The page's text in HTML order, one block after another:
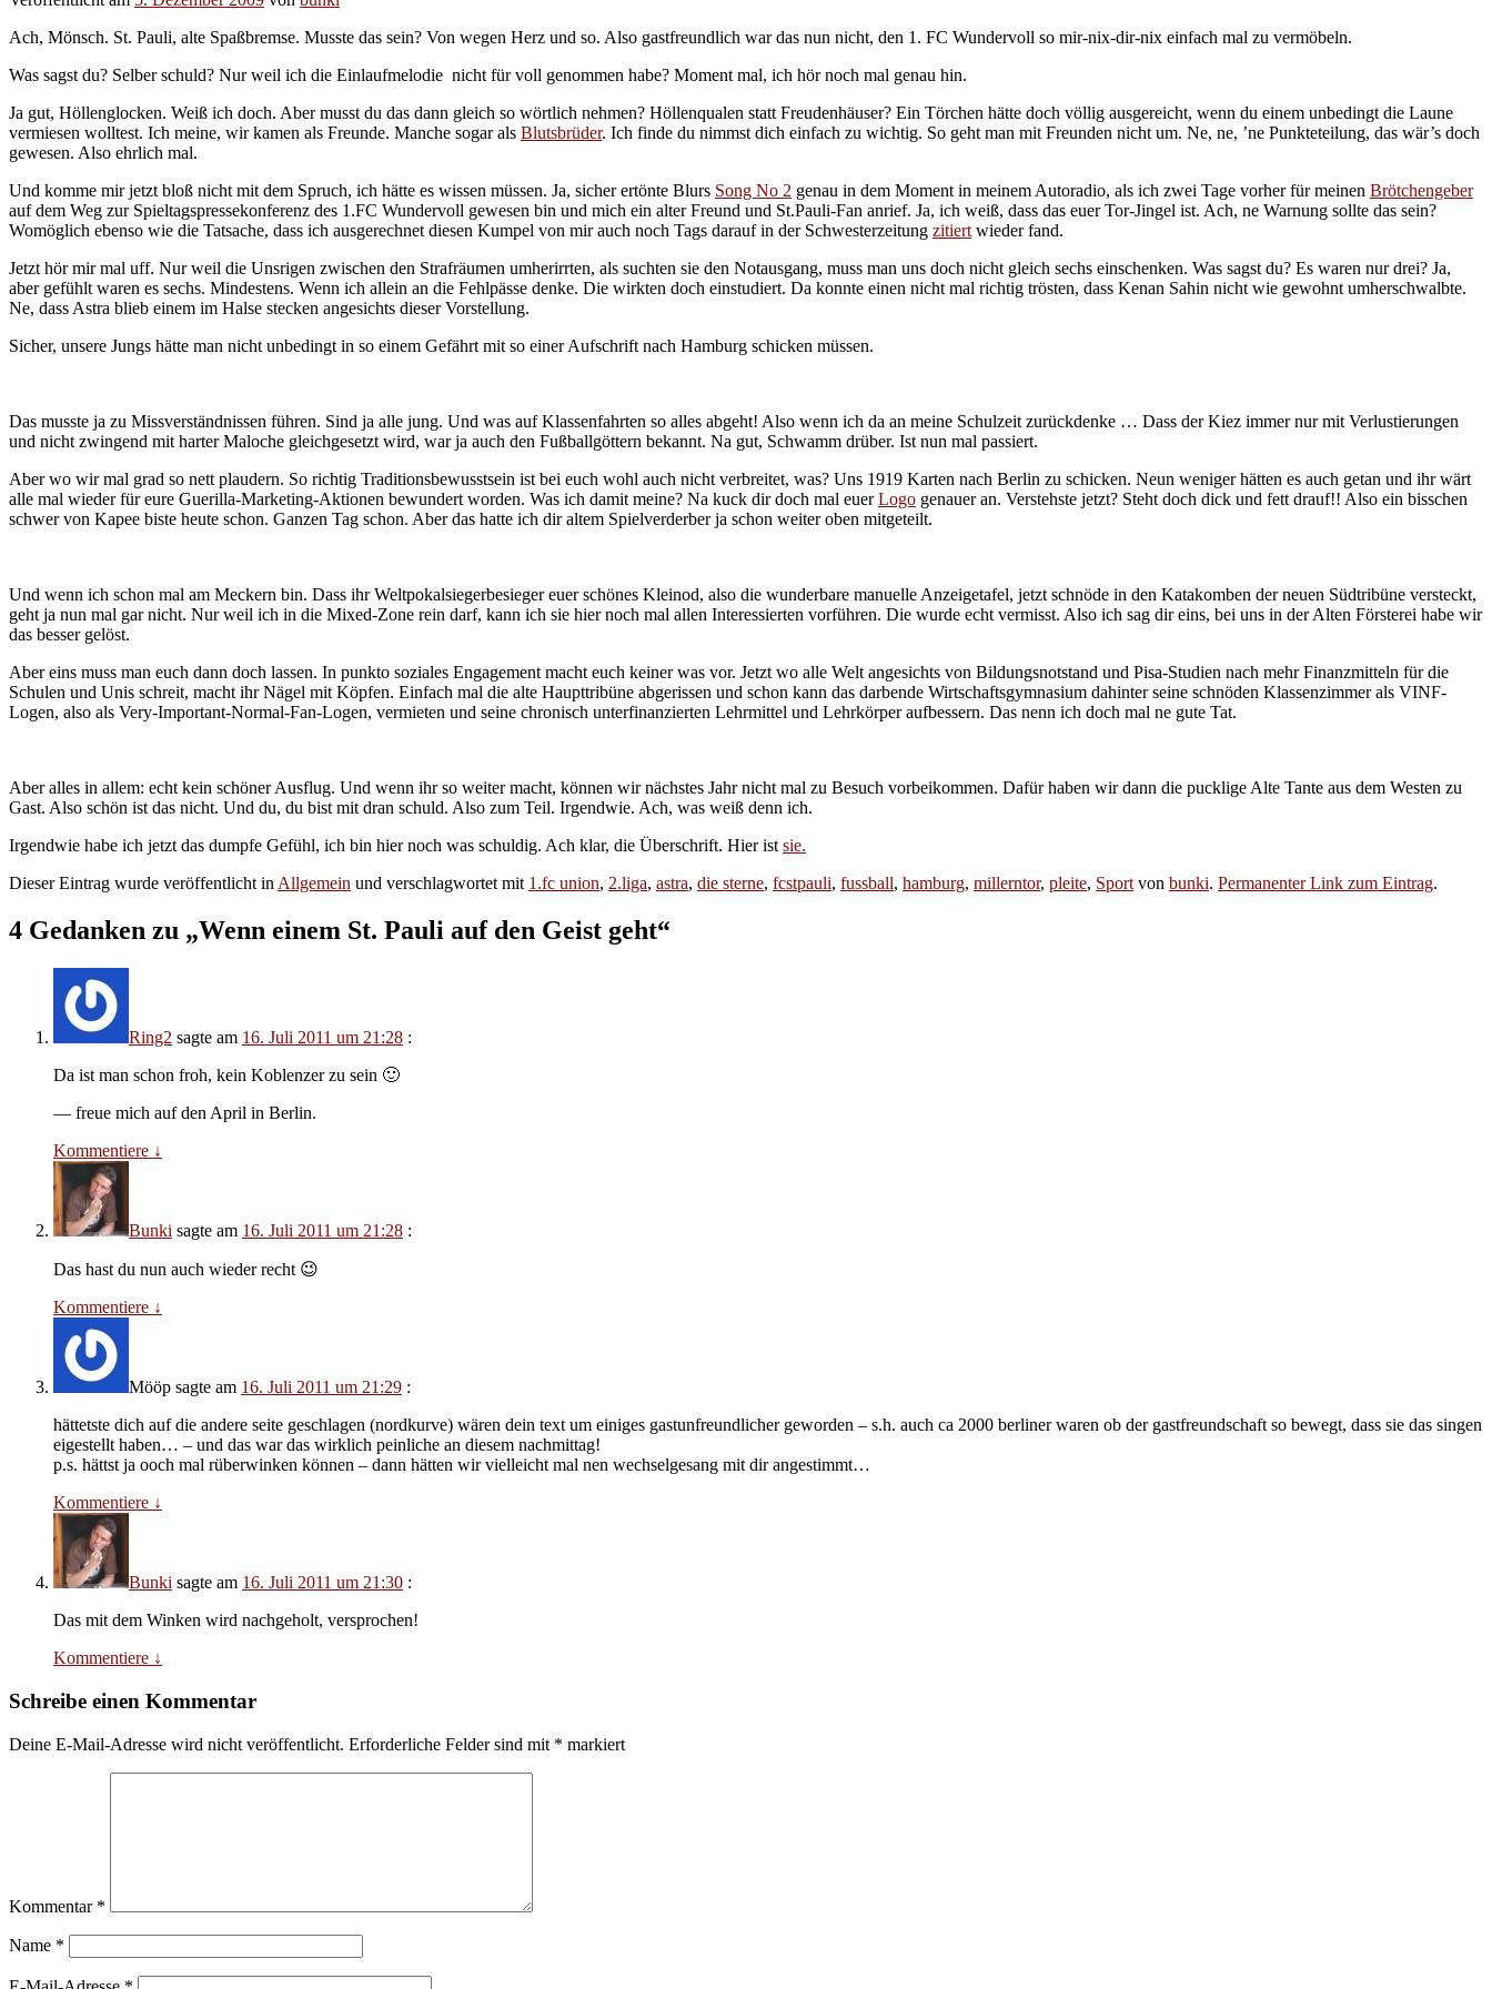
Ach, Mönsch. St. Pauli, alte Spaßbremse. Musste das sein? Von wegen Herz und so. Also gastfreundlich war das nun nicht, den 1. FC Wundervoll so mir-nix-dir-nix einfach mal zu vermöbeln.
Was sagst du? Selber schuld? Nur weil ich die Einlaufmelodie nicht für voll genommen habe? Moment mal, ich hör noch mal genau hin.
Ja gut, Höllenglocken. Weiß ich doch. Aber musst du das dann gleich so wörtlich nehmen? Höllenqualen statt Freudenhäuser? Ein Törchen hätte doch völlig ausgereicht, wenn du einem unbedingt die Laune
vermiesen wolltest. Ich meine, wir kamen als Freunde. Manche sogar als Blutsbrüder. Ich finde du nimmst dich einfach zu wichtig. So geht man mit Freunden nicht um. Ne, ne, ’ne Punkteteilung, das wär’s doch
gewesen. Also ehrlich mal.
Und komme mir jetzt bloß nicht mit dem Spruch, ich hätte es wissen müssen. Ja, sicher ertönte Blurs Song No 2 genau in dem Moment in meinem Autoradio, als ich zwei Tage vorher für meinen Brötchengeber
auf dem Weg zur Spieltagspressekonferenz des 1.FC Wundervoll gewesen bin und mich ein alter Freund und St.Pauli-Fan anrief. Ja, ich weiß, dass das euer Tor-Jingel ist. Ach, ne Warnung sollte das sein?
Womöglich ebenso wie die Tatsache, dass ich ausgerechnet diesen Kumpel von mir auch noch Tags darauf in der Schwesterzeitung zitiertwieder fand.
Jetzt hör mir mal uff. Nur weil die Unsrigen zwischen den Strafräumen umherirrten, als suchten sie den Notausgang, muss man uns doch nicht gleich sechs einschenken. Was sagst du? Es waren nur drei? Ja,
aber gefühlt waren es sechs. Mindestens. Wenn ich allein an die Fehlpässe denke. Die wirkten doch einstudiert. Da konnte einen nicht mal richtig trösten, dass Kenan Sahin nicht wie gewohnt umherschwalbte.
Ne, dass Astra blieb einem im Halse stecken angesichts dieser Vorstellung.
Sicher, unsere Jungs hätte man nicht unbedingt in so einem Gefährt mit so einer Aufschrift nach Hamburg schicken müssen.
Das musste ja zu Missverständnissen führen. Sind ja alle jung. Und was auf Klassenfahrten so alles abgeht! Also wenn ich da an meine Schulzeit zurückdenke … Dass der Kiez immer nur mit Verlustierungen
und nicht zwingend mit harter Maloche gleichgesetzt wird, war ja auch den Fußballgöttern bekannt. Na gut, Schwamm drüber. Ist nun mal passiert.
Aber wo wir mal grad so nett plaudern. So richtig Traditionsbewusstsein ist bei euch wohl auch nicht verbreitet, was? Uns 1919 Karten nach Berlin zu schicken. Neun weniger hätten es auch getan und ihr wärt
alle mal wieder für eure Guerilla-Marketing-Aktionen bewundert worden. Was ich damit meine? Na kuck dir doch mal euerLogo genauer an. Verstehste jetzt? Steht doch dick und fett drauf!! Also ein bisschen
schwer von Kapee biste heute schon. Ganzen Tag schon. Aber das hatte ich dir altem Spielverderber ja schon weiter oben mitgeteilt.
Und wenn ich schon mal am Meckern bin. Dass ihr Weltpokalsiegerbesieger euer schönes Kleinod, also die wunderbare manuelle Anzeigetafel, jetzt schnöde in den Katakomben der neuen Südtribüne versteckt,
geht ja nun mal gar nicht. Nur weil ich in die Mixed-Zone rein darf, kann ich sie hier noch mal allen Interessierten vorführen. Die wurde echt vermisst. Also ich sag dir eins, bei uns in der Alten Försterei habe wir
das besser gelöst.
Aber eins muss man euch dann doch lassen. In punkto soziales Engagement macht euch keiner was vor. Jetzt wo alle Welt angesichts von Bildungsnotstand und Pisa-Studien nach mehr Finanzmitteln für die
Schulen und Unis schreit, macht ihr Nägel mit Köpfen. Einfach mal die alte Haupttribüne abgerissen und schon kann das darbende Wirtschaftsgymnasium dahinter seine schnöden Klassenzimmer als VINF-
Logen, also als Very-Important-Normal-Fan-Logen, vermieten und seine chronisch unterfinanzierten Lehrmittel und Lehrkörper aufbessern. Das nenn ich doch mal ne gute Tat.
Aber alles in allem: echt kein schöner Ausflug. Und wenn ihr so weiter macht, können wir nächstes Jahr nicht mal zu Besuch vorbeikommen. Dafür haben wir dann die pucklige Alte Tante aus dem Westen zu
Gast. Also schön ist das nicht. Und du, du bist mit dran schuld. Also zum Teil. Irgendwie. Ach, was weiß denn ich.
Irgendwie habe ich jetzt das dumpfe Gefühl, ich bin hier noch was schuldig. Ach klar, die Überschrift. Hier istsie.
Dieser Eintrag wurde veröffentlicht inAllgemein und verschlagwortet mit 1.fc union, 2.liga, astra, die sterne, fcstpauli, fussball, hamburg, millerntor, pleite, Sportvon bunki. Permanenter Link zum Eintrag.
4 Gedanken zu „Wenn einem St. Pauli auf den Geist geht“
Ring2 sagte am 16. Juli 2011 um 21:28 :
Da ist man schon froh, kein Koblenzer zu sein 🙂
— freue mich auf den April in Berlin.
Kommentiere ↓
Bunki sagte am 16. Juli 2011 um 21:28 :
Das hast du nun auch wieder recht 😉
Kommentiere ↓
Mööp sagte am 16. Juli 2011 um 21:29 :
hättetste dich auf die andere seite geschlagen (nordkurve) wären dein text um einiges gastunfreundlicher geworden – s.h. auch ca 2000 berliner waren ob der gastfreundschaft so bewegt, dass sie das singen
eigestellt haben… – und das war das wirklich peinliche an diesem nachmittag!
p.s. hättst ja ooch mal rüberwinken können – dann hätten wir vielleicht mal nen wechselgesang mit dir angestimmt…
Kommentiere ↓
Bunki sagte am 16. Juli 2011 um 21:30 :
Das mit dem Winken wird nachgeholt, versprochen!
Kommentiere ↓
Schreibe einen Kommentar
Deine E-Mail-Adresse wird nicht veröffentlicht. Erforderliche Felder sind mit * markiert
Kommentar *
Name *